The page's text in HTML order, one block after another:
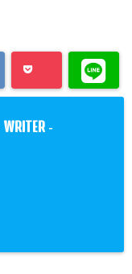
WRITER -